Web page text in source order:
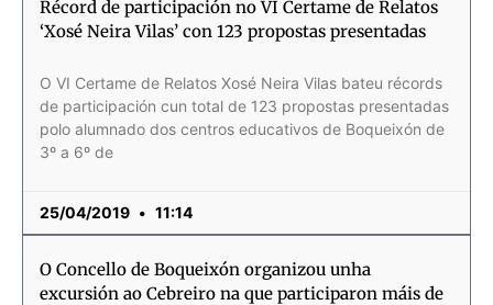
Récord de participación no VI Certame de Relatos
‘Xosé Neira Vilas’ con 123 propostas presentadas
O VI Certame de Relatos Xosé Neira Vilas bateu récords
de participación cun total de 123 propostas presentadas
polo alumnado dos centros educativos de Boqueixón de
3º a 6º de
25/04/2019 11:14
O Concello de Boqueixón organizou unha
excursión ao Cebreiro na que participaron máis de